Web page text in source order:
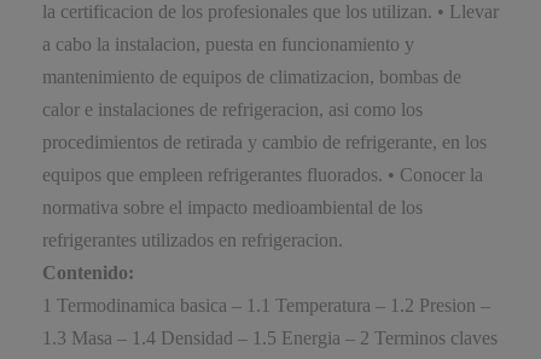
la certificacion de los profesionales que los utilizan. • Llevar
a cabo la instalacion, puesta en funcionamiento y
mantenimiento de equipos de climatizacion, bombas de
calor e instalaciones de refrigeracion, asi como los
procedimientos de retirada y cambio de refrigerante, en los
equipos que empleen refrigerantes fluorados. • Conocer la
normativa sobre el impacto medioambiental de los
refrigerantes utilizados en refrigeracion.
Contenido:
1 Termodinamica basica – 1.1 Temperatura – 1.2 Presion –
1.3 Masa – 1.4 Densidad – 1.5 Energia – 2 Terminos claves